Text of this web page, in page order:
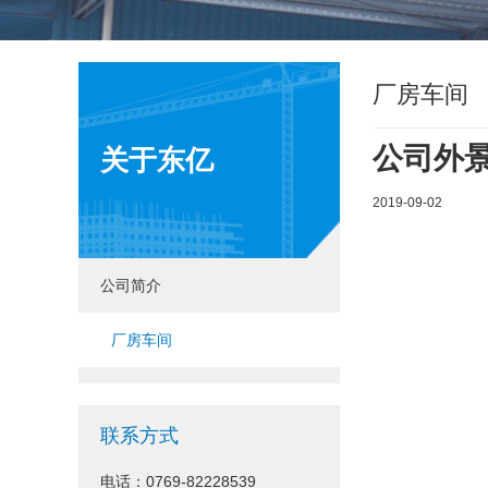
关于东亿
公司简介
厂房车间
联系方式
电话：0769-82228539
厂房车间
公司外
2019-09-02